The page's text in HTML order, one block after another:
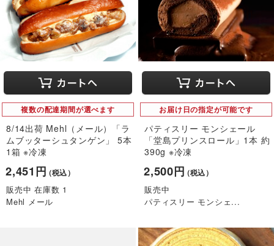
複数の配達期間が選べます
8/14出荷 Mehl（メール）「ラ
ムブッターシュタンゲン」 5本
1箱 ※冷凍
2,451円（税込）
販売中 在庫数 1
Mehl メール
お届け日の指定が可能です
パティスリー モンシェール
「堂島プリンスロール」1本 約
390g ※冷凍
2,500円（税込）
販売中
パティスリー モンシェ...